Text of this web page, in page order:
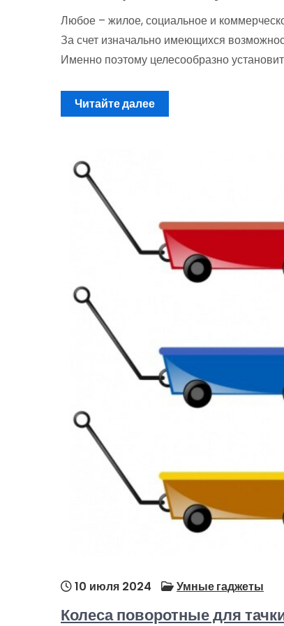
Любое – жилое, социальное и
За счет изначально имеющихся
Именно поэтому целесообразно
Читайте далее
10 июля 2024 Умные гаджеты
Колеса поворотные для